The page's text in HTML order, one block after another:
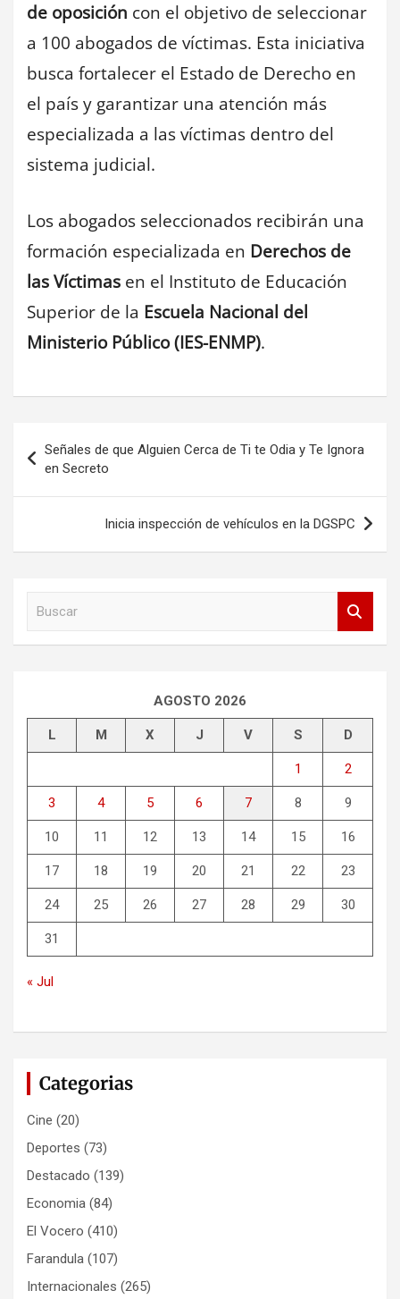
de oposición con el objetivo de seleccionar
a 100 abogados de víctimas. Esta iniciativa
busca fortalecer el Estado de Derecho en
el país y garantizar una atención más
especializada a las víctimas dentro del
sistema judicial.
Los abogados seleccionados recibirán una
formación especializada en Derechos de
las Víctimas en el Instituto de Educación
Superior de la Escuela Nacional del
Ministerio Público (IES-ENMP).
Navegación
de
entradas
Señales de que Alguien Cerca de Ti te Odia y Te Ignora
en Secreto
Inicia inspección de vehículos en la DGSPC
AGOSTO 2026
L M X J V S D
1 2
3 4 5 6 7 8 9
10 11 12 13 14 15 16
17 18 19 20 21 22 23
24 25 26 27 28 29 30
31
« Jul
Categorias
Cine (20)
Deportes (73)
Destacado (139)
Economia (84)
El Vocero (410)
Farandula (107)
Internacionales (265)